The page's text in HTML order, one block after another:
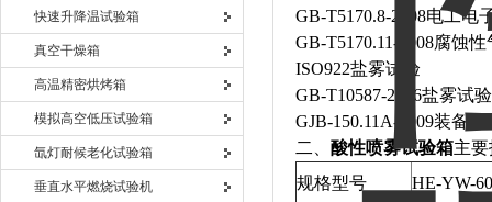
快速升降温试验箱
真空干燥箱
高温精密烘烤箱
模拟高空低压试验箱
氙灯耐候老化试验箱
垂直水平燃烧试验机
GB-T5170.8-2008电工电
GB-T5170.11-2008腐蚀
ISO922盐雾试验
GB-T10587-2006盐雾试
GJB-150.11A-2009装备环
二、 酸性喷雾试验箱主
规格型号
HE-YW-60